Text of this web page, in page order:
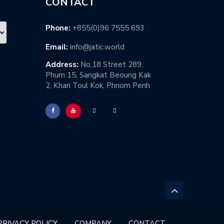
Phone: +855(0)96 7555 693
Email: info@jatic.world
Address: No,18 Street 289,
Phum 15, Sangkat Beoung Kak
2, Khan Toul Kok, Phnom Penh